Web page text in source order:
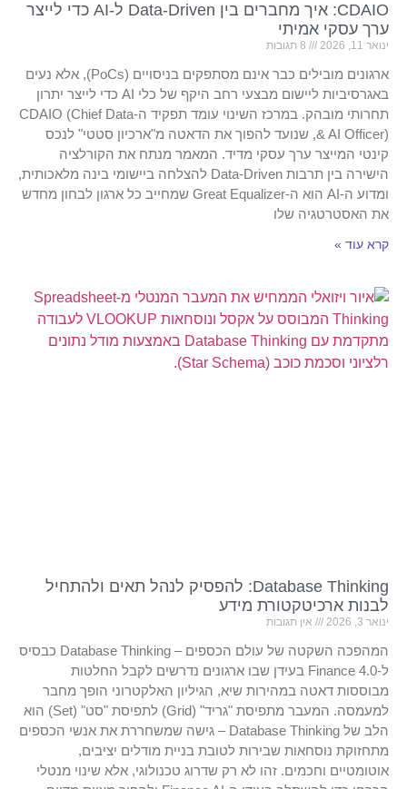
CDAIO: איך מחברים בין Data-Driven ל-AI כדי לייצר
ערך עסקי אמיתי
ינואר 11, 2026
ארגונים מובילים כבר אינם מסתפקים בניסויים (PoCs), אלא נעים
באגרסיביות ליישום מבצעי רחב היקף של כלי AI כדי לייצר יתרון
תחרותי מובהק. במרכז השינוי עומד תפקיד ה-CDAIO (Chief Data
& AI Officer), שנועד להפוך את הדאטה מ"ארכיון סטטי" לנכס
קינטי המייצר ערך עסקי מדיד. המאמר מנתח את הקורלציה
הישירה בין תרבות Data-Driven להצלחה ביישומי בינה מלאכותית,
ומדוע ה-AI הוא ה-Great Equalizer שמחייב כל ארגון לבחון מחדש
את האסטרטגיה שלו
קרא עוד »
Database Thinking: להפסיק לנהל תאים ולהתחיל
לבנות ארכיטקטורת מידע
ינואר 3, 2026 אין תגובות
המהפכה השקטה של עולם הכספים – Database Thinking כבסיס
ל-Finance 4.0 בעידן שבו ארגונים נדרשים לקבל החלטות
מבוססות דאטה במהירות שיא, הגיליון האלקטרוני הופך מחבר
למעמסה. המעבר מתפיסת "גריד" (Grid) לתפיסת "סט" (Set) הוא
הלב של Database Thinking – גישה שמשחררת את אנשי הכספים
מתחזוקת נוסחאות שבירות לטובת בניית מודלים יציבים,
אוטומטיים וחכמים. זהו לא רק שדרוג טכנולוגי, אלא שינוי מנטלי